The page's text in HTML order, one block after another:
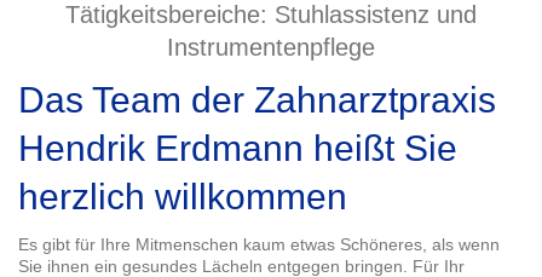
Tätigkeitsbereiche: Stuhlassistenz und
Instrumentenpflege
Das Team der Zahnarztpraxis
Hendrik Erdmann heißt Sie
herzlich willkommen
Es gibt für Ihre Mitmenschen kaum etwas Schöneres, als wenn
Sie ihnen ein gesundes Lächeln entgegen bringen. Für Ihr